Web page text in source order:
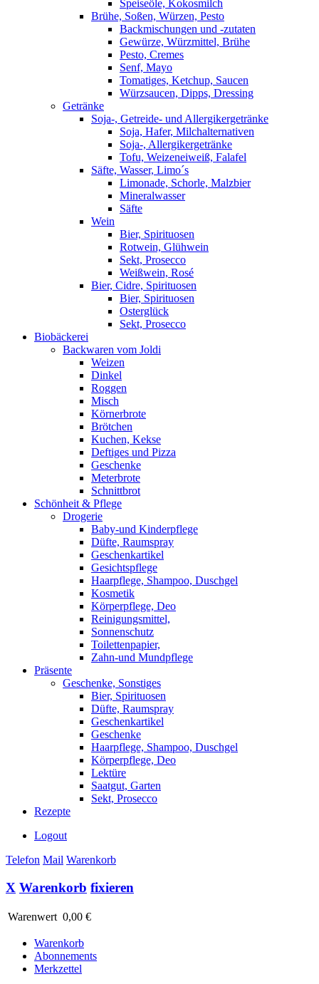
Speiseöle, Kokosmilch
Brühe, Soßen, Würzen, Pesto
Backmischungen und -zutaten
Gewürze, Würzmittel, Brühe
Pesto, Cremes
Senf, Mayo
Tomatiges, Ketchup, Saucen
Würzsaucen, Dipps, Dressing
Getränke
Soja-, Getreide- und Allergikergetränke
Soja, Hafer, Milchalternativen
Soja-, Allergikergetränke
Tofu, Weizeneiweiß, Falafel
Säfte, Wasser, Limo´s
Limonade, Schorle, Malzbier
Mineralwasser
Säfte
Wein
Bier, Spirituosen
Rotwein, Glühwein
Sekt, Prosecco
Weißwein, Rosé
Bier, Cidre, Spirituosen
Bier, Spirituosen
Osterglück
Sekt, Prosecco
Biobäckerei
Backwaren vom Joldi
Weizen
Dinkel
Roggen
Misch
Körnerbrote
Brötchen
Kuchen, Kekse
Deftiges und Pizza
Geschenke
Meterbrote
Schnittbrot
Schönheit & Pflege
Drogerie
Baby-und Kinderpflege
Düfte, Raumspray
Geschenkartikel
Gesichtspflege
Haarpflege, Shampoo, Duschgel
Kosmetik
Körperpflege, Deo
Reinigungsmittel,
Sonnenschutz
Toilettenpapier,
Zahn-und Mundpflege
Präsente
Geschenke, Sonstiges
Bier, Spirituosen
Düfte, Raumspray
Geschenkartikel
Geschenke
Haarpflege, Shampoo, Duschgel
Körperpflege, Deo
Lektüre
Saatgut, Garten
Sekt, Prosecco
Rezepte
Logout
Telefon Mail Warenkorb
X Warenkorb fixieren
Warenwert 0,00 €
Warenkorb
Abonnements
Merkzettel